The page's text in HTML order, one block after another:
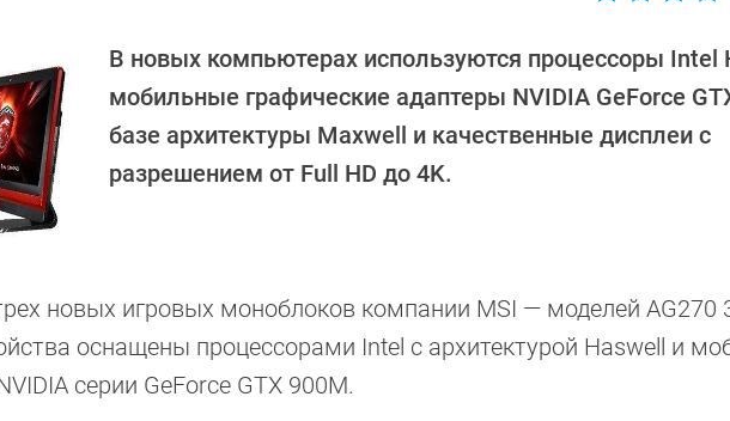
В новых компьютерах используются процессоры Intel
мобильные графические адаптеры NVIDIA GeForce
базе архитектуры Maxwell и качественные дисплеи с
разрешением от Full HD до 4K.
новых игровых моноблоков компании MSI — моделей AG270
оснащены процессорами Intel с архитектурой Haswell и
серии GeForce GTX 900M.